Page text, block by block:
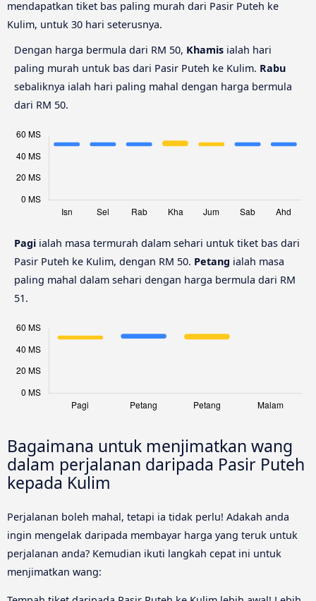
mendapatkan tiket bas paling murah dari Pasir Puteh ke
Kulim, untuk 30 hari seterusnya.
Dengan harga bermula dari RM 50, Khamis ialah hari
paling murah untuk bas dari Pasir Puteh ke Kulim. Rabu
sebaliknya ialah hari paling mahal dengan harga bermula
dari RM 50.
Pagi ialah masa termurah dalam sehari untuk tiket bas dari
Pasir Puteh ke Kulim, dengan RM 50. Petang ialah masa
paling mahal dalam sehari dengan harga bermula dari RM
51.
Bagaimana untuk menjimatkan wang
dalam perjalanan daripada Pasir Puteh
kepada Kulim
Perjalanan boleh mahal, tetapi ia tidak perlu! Adakah anda
ingin mengelak daripada membayar harga yang teruk untuk
perjalanan anda? Kemudian ikuti langkah cepat ini untuk
menjimatkan wang: